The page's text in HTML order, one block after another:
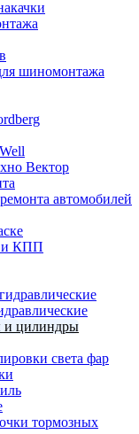
шиномонтажа
Вектор
автомобилей
и КПП
и цилиндры
света фар
тормозных